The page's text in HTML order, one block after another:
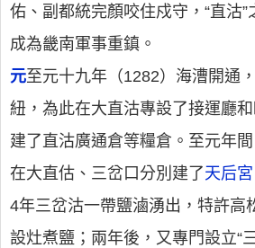
佑、副都統完顏咬住戍守，“直沽
成為畿南軍事重鎮。
元至元十九年（1282）海漕開通
紐，為此在大直沽專設了接運廳
建了直沽廣通倉等糧倉。至元年
在大直估、三岔口分別建了天后宮
4年三岔沽一帶鹽滷湧出，特許高
設灶煮鹽；兩年後，又專門設立“